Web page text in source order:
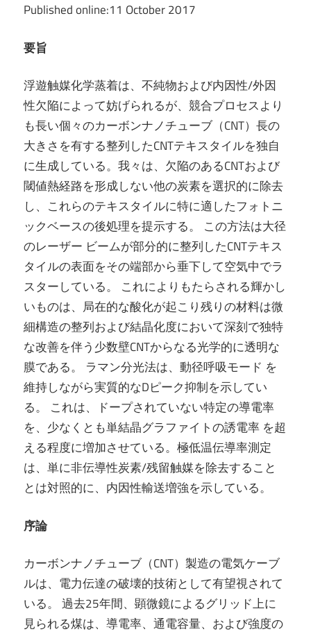
Published online:11 October 2017
要旨
浮遊触媒化学蒸着は、不純物および内因性/外因
性欠陥によって妨げられるが、競合プロセスより
も長い個々のカーボンナノチューブ（CNT）長の
大きさを有する整列したCNTテキスタイルを独自
に生成している。我々は、欠陥のあるCNTおよび
閾値熱経路を形成しない他の炭素を選択的に除去
し、これらのテキスタイルに特に適したフォトニ
ックベースの後処理を提示する。 この方法は大径
のレーザー ビームが部分的に整列したCNTテキス
タイルの表面をその端部から垂下して空気中でラ
スターしている。 これによりもたらされる輝かし
いものは、局在的な酸化が起こり残りの材料は微
細構造の整列および結晶化度において深刻で独特
な改善を伴う少数壁CNTからなる光学的に透明な
膜である。 ラマン分光法は、動径呼吸モード を
維持しながら実質的なDピーク抑制を示してい
る。 これは、ドープされていない特定の導電率
を、少なくとも単結晶グラファイトの誘電率 を超
える程度に増加させている。極低温伝導率測定
は、単に非伝導性炭素/残留触媒を除去すること
とは対照的に、内因性輸送増強を示している。
序論
カーボンナノチューブ（CNT）製造の電気ケーブ
ルは、電力伝達の破壊的技術として有望視されて
いる。 過去25年間、顕微鏡によるグリッド上に
見られる煤は、導電率、通電容量、および強度の